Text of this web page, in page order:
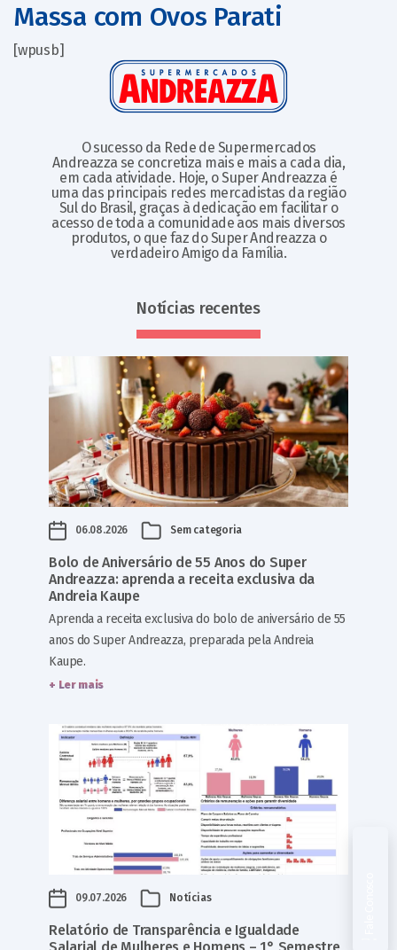
Massa com Ovos Parati
[wpusb]
O sucesso da Rede de Supermercados
Andreazza se concretiza mais e mais a cada dia,
em cada atividade. Hoje, o Super Andreazza é
uma das principais redes mercadistas da região
Sul do Brasil, graças à dedicação em facilitar o
acesso de toda a comunidade aos mais diversos
produtos, o que faz do Super Andreazza o
verdadeiro Amigo da Família.
Notícias recentes
06.08.2026 Sem categoria
Bolo de Aniversário de 55 Anos do Super
Andreazza: aprenda a receita exclusiva da
Andreia Kaupe
Aprenda a receita exclusiva do bolo de aniversário de 55
anos do Super Andreazza, preparada pela Andreia
Kaupe.
+ Ler mais
09.07.2026 Notícias
Relatório de Transparência e Igualdade